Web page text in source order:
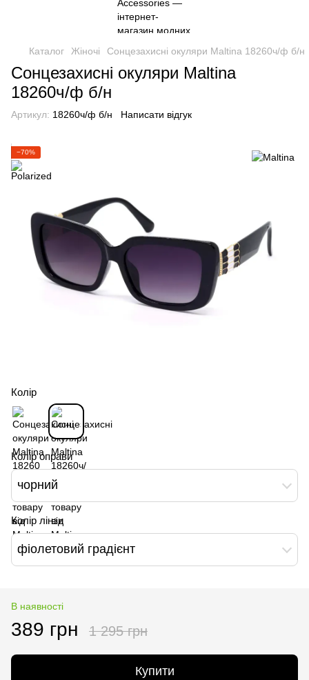
Каталог Жіночі Сонцезахисні окуляри Maltina 18260ч/ф б/н
Сонцезахисні окуляри Maltina
18260ч/ф б/н
Артикул: 18260ч/ф б/н Написати відгук
−70%
Колір
Колір оправи
чорний
Колір лінзи
фіолетовий градієнт
В наявності
389 грн 1 295 грн
Купити